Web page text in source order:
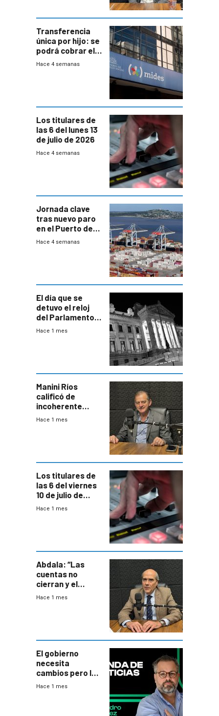
Transferencia
única por hijo: se
podrá cobrar el
100% en efectivo
Hace 4 semanas
Los titulares de
las 6 del lunes 13
de julio de 2026
Hace 4 semanas
Jornada clave
tras nuevo paro
en el Puerto de
Montevideo
Hace 4 semanas
El día que se
detuvo el reloj
del Parlamento
para negociar
Hace 1 mes
Manini Ríos
calificó de
incoherente
decisión de
Hace 1 mes
Los titulares de
las 6 del viernes
10 de julio de
2026
Hace 1 mes
Abdala: “Las
cuentas no
cierran y el
balance del
Hace 1 mes
El gobierno
necesita
cambios pero los
ministros tienen
Hace 1 mes